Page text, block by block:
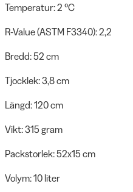
Temperatur: 2 °C
R-Value (ASTM F3340): 2,2
Bredd: 52 cm
Tjocklek: 3,8 cm
Längd: 120 cm
Vikt: 315 gram
Packstorlek: 52x15 cm
Volym: 10 liter